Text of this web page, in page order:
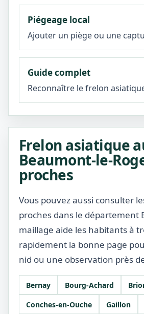
Piégeage local
Ajouter un piège ou une
Guide complet
Reconnaître le frelon
Frelon asiatique
Beaumont-le-
proches
Vous pouvez aussi consulter
proches dans le département
maillage aide les habitants à
rapidement la bonne page
nid ou une observation près
Bernay Bourg-Achard
Conches-en-Ouche
Gaillon